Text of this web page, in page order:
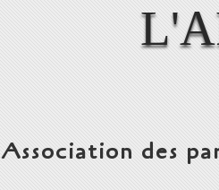
Association des